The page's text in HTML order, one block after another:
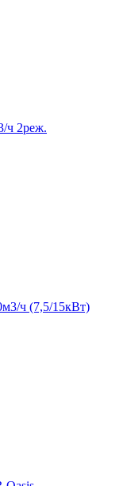
ч 2реж.
ч (7,5/15кВт)